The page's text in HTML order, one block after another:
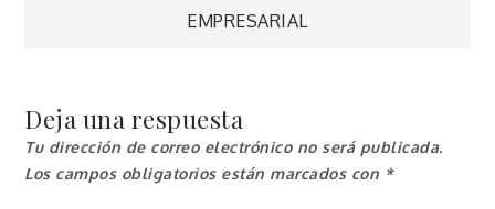
EMPRESARIAL
Deja una respuesta
Tu dirección de correo electrónico no será publicada.
Los campos obligatorios están marcados con *